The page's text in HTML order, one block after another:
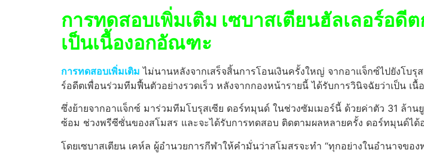
การทดสอบเพิ่มเติม เซบาสเตียนฮัลเลอร์อดี
เป็นเนื้องอกอัณฑะ
การทดสอบเพิ่มเติม ไม่นานหลังจากเสร็จสิ้นการโอนเงินครั้งใหญ่ จากอาแจ็กซ์ไปยังโบ
ร์อดีตเพื่อนร่วมทีมฟื้นตัวอย่างรวดเร็ว หลังจากกองหน้ารายนี้ ได้รับการวินิจฉัยว่าเป็น เ
ซึ่งย้ายจากอาแจ็กซ์ มาร่วมทีมโบรุสเซีย ดอร์ทมุนด์ ในช่วงซัมเมอร์นี้ ด้วยค่าตัว 31 ล้า
ซ้อม ช่วงพรีซีซั่นของสโมสร และจะได้รับการทดสอบ ติดตามผลหลายครั้ง ดอร์ทมุนด์ได้
โดยเซบาสเตียน เคห์ล ผู้อํานวยการกีฬาให้คํามั่นว่าสโมสรจะทํา “ทุกอย่างในอํานาจขอ